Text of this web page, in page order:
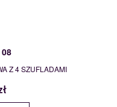
Z 4 SZUFLADAMI